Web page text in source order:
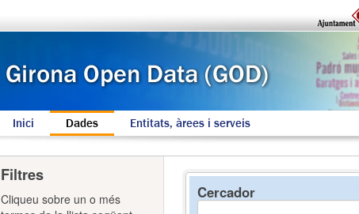
Inici Dades Entitats, àrees i serveis
Cercador
Filtres
Cliqueu sobre un o més